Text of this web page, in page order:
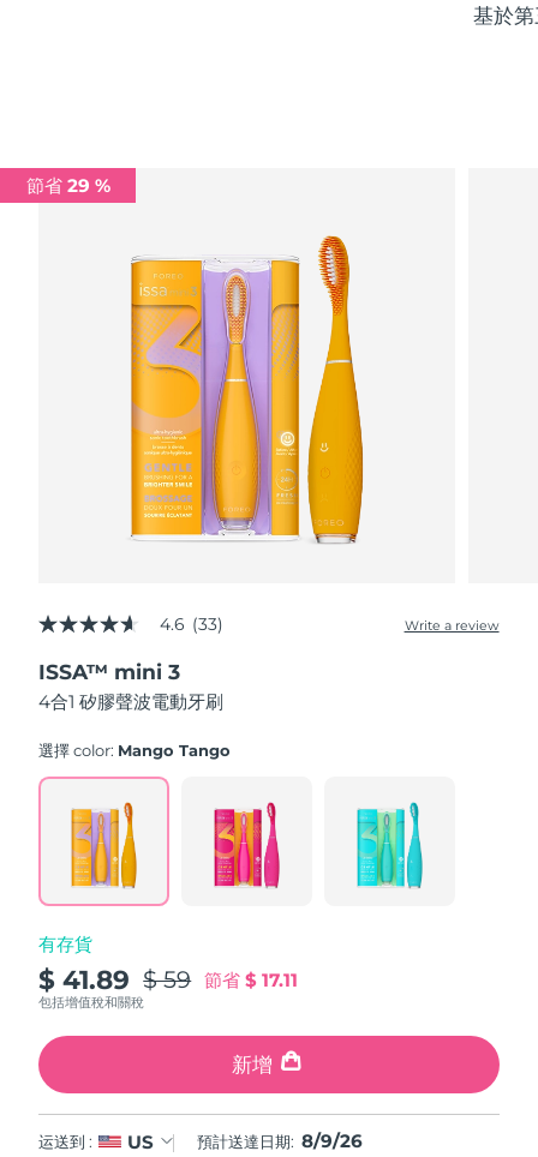
基於
節省 29 %
4.6
of
5
stars,
rating
Read
Reviews.
Same
page
link.
4.6 (33) Write a review
ISSA™ mini 3
4合1 矽膠聲波電動牙刷
選擇 color: Mango Tango
有存貨
$ 41.89 $ 59 節省$ 17.11
包括增值稅和關稅
新增
运送到 : US 預計送達日期: 8/9/26
FOREO APP
8/10/26
日本
預計送達日期
預計送達日期
預計送達日期
預計送達日期
預計送達日期
預計送達日期
馬來西亞
馬爾他
墨西哥 預計送達日期
摩納哥 預計送達日期
荷蘭
紐西蘭
挪威 8/8/26
阿曼 預計送達日期8/11/26